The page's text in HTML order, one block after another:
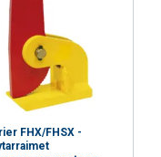
FHX/FHSX -